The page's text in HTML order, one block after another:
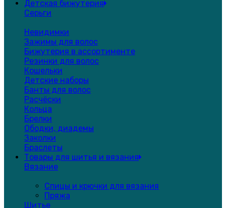
Детская бижутерия
Серьги
Невидимки
Зажимы для волос
Бижутерия в ассортименте
Резинки для волос
Кошельки
Детские наборы
Банты для волос
Расчёски
Кольца
Брелки
Ободки, диадемы
Заколки
Браслеты
Товары для шитья и вязания
Вязание
Спицы и крючки для вязания
Пряжа
Шитье